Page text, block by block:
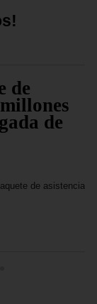
s!
de
de
de asistencia